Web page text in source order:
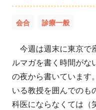
会合 診療一般
今週は週末に東京で
ルマガを書く時間がな
の夜から書いています
いる教授を囲んでのも
科医にならなくては（